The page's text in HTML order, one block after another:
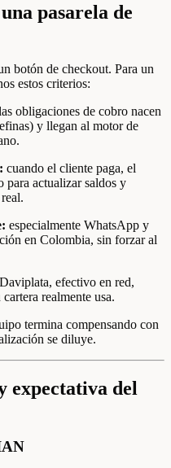
pasarela de
botón de checkout. Para un
estos criterios:
obligaciones de cobro nacen
y llegan al motor de
cuando el cliente paga, el
para actualizar saldos y
especialmente WhatsApp y
en Colombia, sin forzar al
efectivo en red,
realmente usa.
termina compensando con
se diluye.
expectativa del